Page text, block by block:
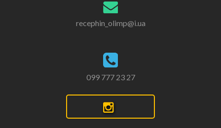
recephin_olimp@i.ua
099 777 23 27